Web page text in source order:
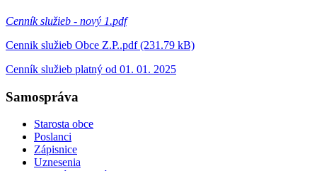
Cenník služieb - nový 1.pdf
Cennik služieb Obce Z.P..pdf (231.79 kB)
Cenník služieb platný od 01. 01. 2025
Samospráva
Starosta obce
Poslanci
Zápisnice
Uznesenia